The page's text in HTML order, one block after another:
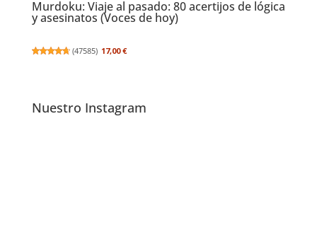
Murdoku: Viaje al pasado: 80 acertijos de lógica
y asesinatos (Voces de hoy)
(47585) 17,00 €
Nuestro Instagram